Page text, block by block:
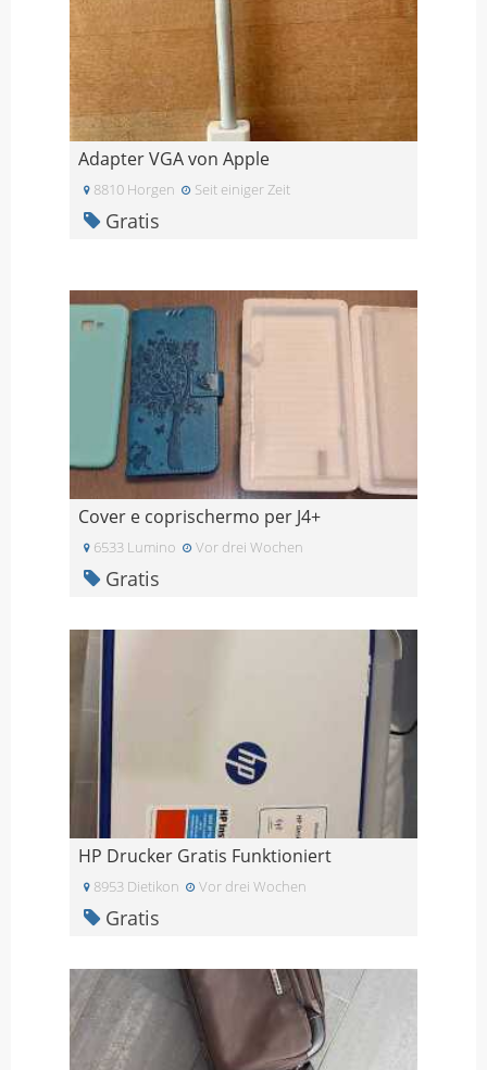
Adapter VGA von Apple
8810 Horgen Seit einiger Zeit
Gratis
Cover e coprischermo per J4+
6533 Lumino Vor drei Wochen
Gratis
HP Drucker Gratis Funktioniert
8953 Dietikon Vor drei Wochen
Gratis